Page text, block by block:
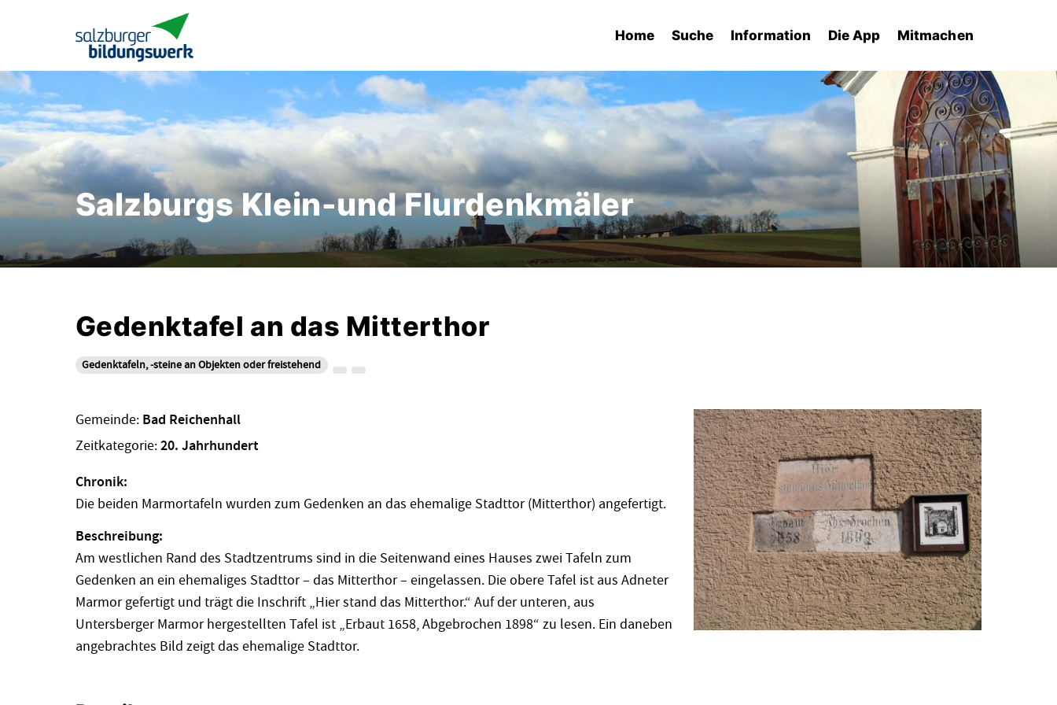
Home Suche Information Die App Mitmachen
Salzburgs Klein-und Flurdenkmäler
Gedenktafel an das Mitterthor
Gedenktafeln, -steine an Objekten oder freistehend
Gemeinde: Bad Reichenhall
Zeitkategorie:20. Jahrhundert
Chronik:
Die beiden Marmortafeln wurden zum Gedenken an das ehemalige Stadttor (Mitterthor) angefertigt.
Beschreibung:
Am westlichen Rand des Stadtzentrums sind in die Seitenwand eines Hauses zwei Tafeln zum
Gedenken an ein ehemaliges Stadttor – das Mitterthor – eingelassen. Die obere Tafel ist aus Adneter
Marmor gefertigt und trägt die Inschrift „Hier stand das Mitterthor.“ Auf der unteren, aus
Untersberger Marmor hergestellten Tafel ist „Erbaut 1658, Abgebrochen 1898“ zu lesen. Ein daneben
angebrachtes Bild zeigt das ehemalige Stadttor.